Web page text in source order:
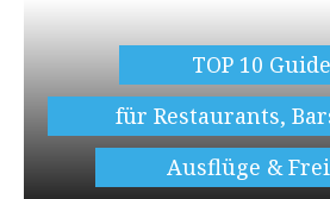
TOP 10
für Restaurants,
Ausflüge &